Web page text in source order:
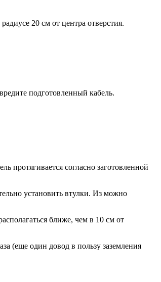
20 см от центра отверстия.
подготовленный кабель.
протягивается согласно заготовленной
установить втулки. Из можно
ближе, чем в 10 см от
(еще один довод в пользу заземления